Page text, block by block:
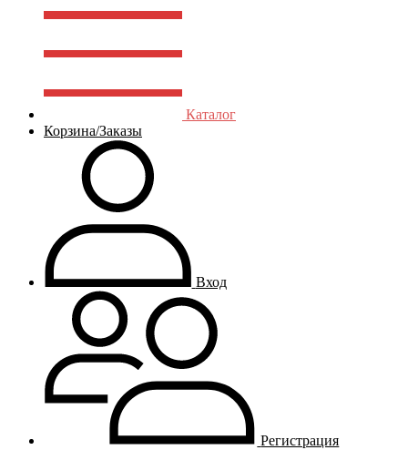
Каталог
Корзина/Заказы
Вход
Регистрация